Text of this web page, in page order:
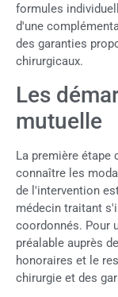
formules
d'une
des garanties
chirurgicaux.
Les
mutuelle
La première
connaître les
de l'intervention
médecin traitant
coordonnés. Pour
préalable auprès
honoraires et le
chirurgie et des